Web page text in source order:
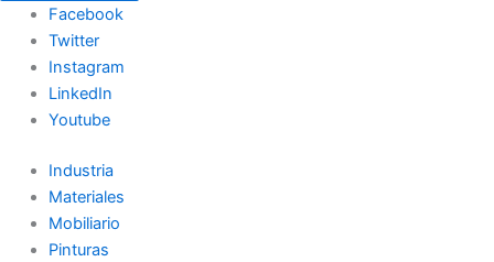
Facebook
Twitter
Instagram
LinkedIn
Youtube
Industria
Materiales
Mobiliario
Pinturas